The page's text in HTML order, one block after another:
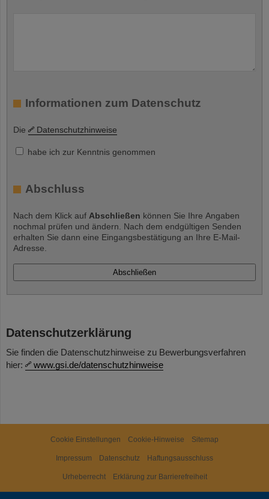
Informationen zum Datenschutz
Die Datenschutzhinweise
habe ich zur Kenntnis genommen
Abschluss
Nach dem Klick auf Abschließen können Sie Ihre Angaben
nochmal prüfen und ändern. Nach dem endgültigen Senden
erhalten Sie dann eine Eingangsbestätigung an Ihre E-Mail-
Adresse.
Datenschutzerklärung
Sie finden die Datenschutzhinweise zu Bewerbungsverfahren
hier:
www.gsi.de/datenschutzhinweise
Cookie Einstellungen Cookie-Hinweise Sitemap
Impressum Datenschutz Haftungsausschluss
Urheberrecht Erklärung zur Barrierefreiheit